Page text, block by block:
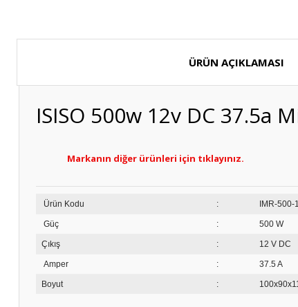
ÜRÜN AÇIKLAMASI
ISISO 500w 12v DC 37.5a
Markanın diğer ürünleri için tıklayınız.
Ürün Kodu :
Güç : 500 W
Çıkış : 12 V DC
Amper : 37.5 A
Boyut :